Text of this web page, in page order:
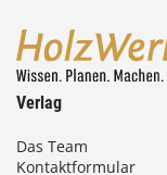
Verlag
Das Team
Kontaktformular